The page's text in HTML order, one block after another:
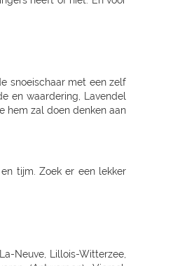
snoeischaar met een zelf
en waardering, Lavendel
hem zal doen denken aan
tijm. Zoek er een lekker
GÜNZBURG, JETTINGEN-SCHEPPACH, DILLINGEN, EHINGEN, Munderkingen, NÜRNBERG, ECKENTAL, ROTHENBACH, SCHWARZENBRUCK, PUSCHENDORF, FÜRTH, ERLANGEN, SCHWABACH, Roth, GREDING, LAUF AN DER PEGNITZ, Hersbruck, HOHENSTADT/POMMELSB., PEGNITZ, FORCHHEIM, HOCHSTADT/AISCH, Hemhofen, BAD WINDSHEIM, DIESPECK, ANSBACH, ROTHENBURG, DINKELSBÜHL, NEUENDETTELSAU, GUNZENHAUSEN, WEISSENBURG, AMBERG, SULZBACH-ROSENBERG, NEUMARKT, SCHWANDORF, OBERFICHTACH, WEIDEN, PRESSATH, BURGLENGENFELD, Nittenau, POLLENRIED, ABENSBERG, CHAM, Willmering, PASSAU, WALDKIRCHEN, DEGGENDORF, GRAFENAU, SELB, NAILA, BINDLACH, MARKTREDWITZ, BAMBERG, Hirschaid, LICHTENFELS, KRONACH, COBURG, WÜRZBURG, UFFENHEIM, HAßFURT, BAD NEUSTADT, KARLSTADT, Frammersbach, Bad Mergentheim, MEININGEN, ERFURT, Rottendorf, Apolda, SÖMMERDA, SONDERSHAUSEN, NORDHAUSEN, EISENACH, Gotha-Schwabhausen, AMMERN BEI MÜHLHAUSEN, LLOFRIU (GIRONA), Harju maakond, BARENTIN, BOURG EN BRESSE, BELLEGARDE, ORNEX, PREVESSIN-MOENS, VIRIAT, ST GENIS POUILLY, LAON, FAYET, SAINT QUENTIN, SOISSONS, BLESMES, CHARMEIL, DOMERAT, GAP, MOUANS-SARTOUX, RUOMS, CHARLEVILLE MEZIERES - LA FRANCHEVILLE, CLIRON, Vivier-au-Court, PAMIERS, LE MERIOT, VILLECHETIF, ST PARRES AUX TERTRES, AUBAGNE, CABRIES, ST MITRE LES REMPARTS, GLOS, LOUVIGNY, EPRON, DEAUVILLE, ROTS, Aurillac, CHAMPNIERS, SOYAUX, SAINTES, PUILBOREAU CEDEX, DOMPIERRE SUR MER, Angoulins sur Mer, VIERZON, SAINT AMAND MONTROND, SAI